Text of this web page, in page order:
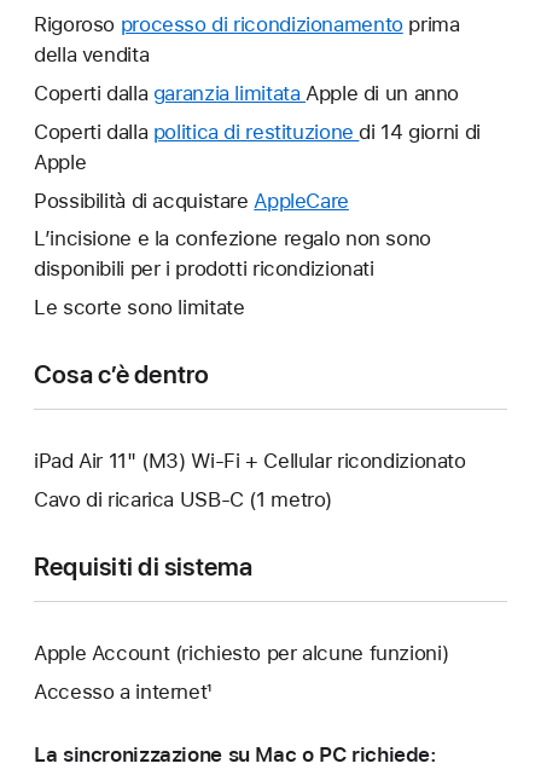
Rigoroso processo di ricondizionamentoprima
della vendita
Coperti dalla garanzia limitata Verrà
aperta
Apple di un anno
Coperti dalla politica di restituzione Verrà
di 14 giorni di
Apple
Possibilità di acquistare AppleCare
aperta
un’altra
L’incisione e la confezione regalo non sono
disponibili per i prodotti ricondizionati
Le scorte sono limitate
Cosa c’è dentro
iPad Air 11" (M3) Wi‑Fi + Cellular ricondizionato
Cavo di ricarica USB‑C (1 metro)
Requisiti di sistema
Apple Account (richiesto per alcune funzioni)
Accesso a internet¹
La sincronizzazione su Mac o PC richiede: